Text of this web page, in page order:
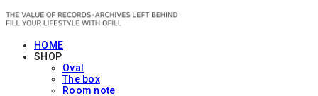
HOME
SHOP
Oval
The box
Room note